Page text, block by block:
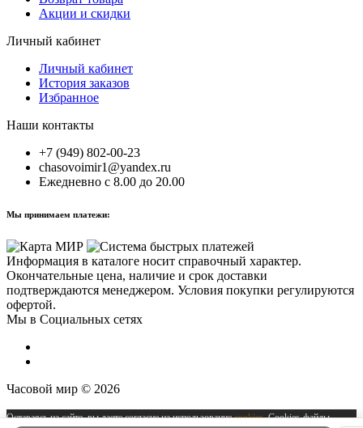
Акции и скидки
Личный кабинет
Личный кабинет
История заказов
Избранное
Наши контакты
+7 (949) 802-00-23
chasovoimir1@yandex.ru
Ежедневно с 8.00 до 20.00
Мы принимаем платежи:
Информация в каталоге носит справочный характер.
Окончательные цена, наличие и срок доставки
подтверждаются менеджером. Условия покупки регулируются
офертой.
Мы в Социальных сетях
Часовой мир © 2026
Оставаясь на сайте, вы даете согласие на использованиеcookies. Cookies-файлы